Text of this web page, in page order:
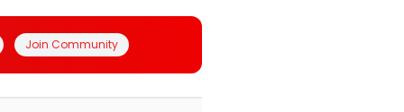
Join Community